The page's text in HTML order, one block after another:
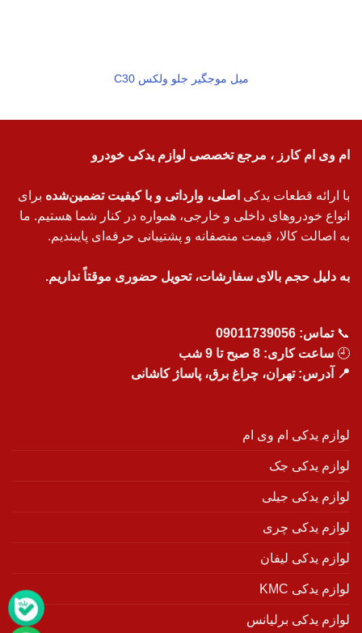
میل موجگیر جلو ولکس C30
ام وی ام کارز ، مرجع تخصصی لوازم یدکی خودرو
با ارائه قطعات یدکی اصلی، وارداتی و با کیفیت تضمین‌شده برای
انواع خودروهای داخلی و خارجی، همواره در کنار شما هستیم. ما
به اصالت کالا، قیمت منصفانه و پشتیبانی حرفه‌ای پایبندیم.
به دلیل حجم بالای سفارشات، تحویل حضوری موقتاً نداریم.
📞تماس: 09011739056
🕘 ساعت کاری: 8 صبح تا 9 شب
📍 آدرس: تهران، چراغ برق، پاساژ کاشانی
لوازم یدکی ام وی ام
لوازم یدکی جک
لوازم یدکی جیلی
لوازم یدکی چری
لوازم یدکی لیفان
لوازم یدکی KMC
لوازم یدکی برلیانس